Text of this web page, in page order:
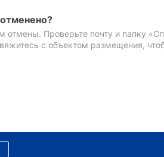
Проверьте почту и папку
с объектом размещения,